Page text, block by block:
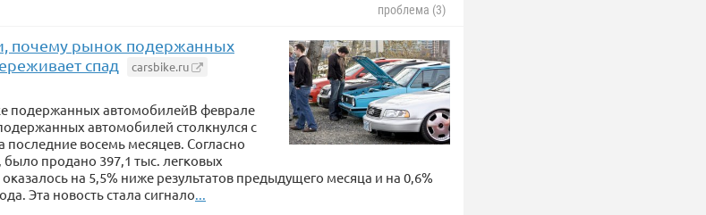
проблема (3)
почему рынок подержанных
спад
carsbike.ru
подержанных автомобилейВ феврале
автомобилей столкнулся с
восемь месяцев. Согласно
было продано 397,1 тыс. легковых
на 5,5% ниже результатов предыдущего месяца и на 0,6%
Эта новость стала сигнало